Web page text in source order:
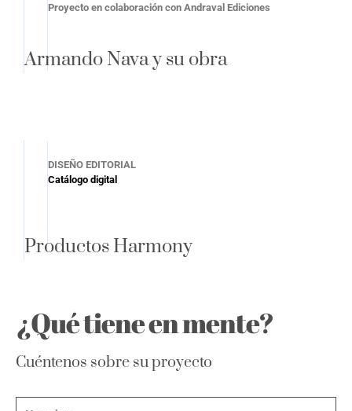
Proyecto en colaboración con Andraval Ediciones
Armando Nava y su obra
DISEÑO EDITORIAL
Catálogo digital
Productos Harmony
¿Qué tiene en mente?
Cuéntenos sobre su proyecto